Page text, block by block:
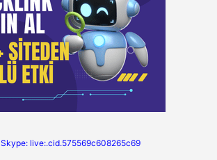
Skype: live:.cid.575569c608265c69